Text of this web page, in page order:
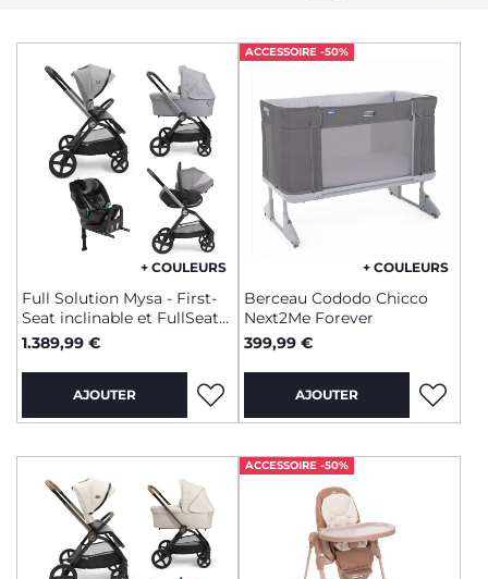
+ COULEURS
Full Solution Mysa - First-
Seat inclinable et FullSeat
360 avec base
1.389,99 €
AJOUTER
ACCESSOIRE -50%
+ COULEURS
Berceau Cododo Chicco
Next2Me Forever
399,99 €
AJOUTER
ACCESSOIRE -50%